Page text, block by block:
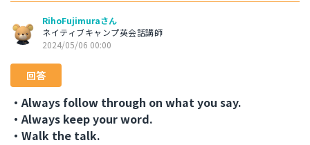
RihoFujimuraさん
ネイティブキャンプ英会話講師
2024/05/06 00:00
回答
・Always follow through on what you say.
・Always keep your word.
・Walk the talk.